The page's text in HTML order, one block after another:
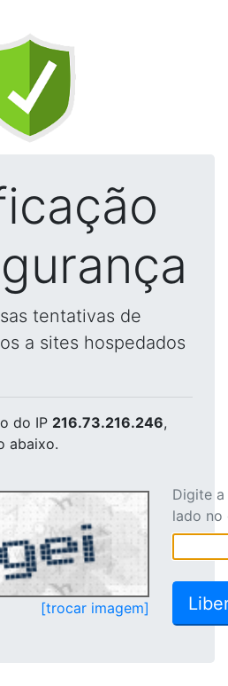
tentativas de
a sites hospedados
do IP 216.73.216.246,
abaixo.
[trocar imagem]
Digite
lado no